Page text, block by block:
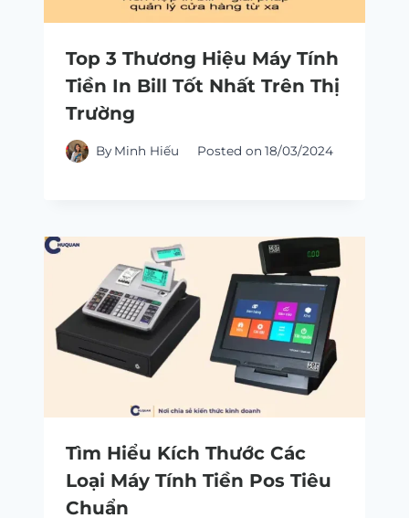
Top 3 Thương Hiệu Máy Tính
Tiền In Bill Tốt Nhất Trên Thị
Trường
By Minh Hiếu Posted on 18/03/2024
Tìm Hiểu Kích Thước Các
Loại Máy Tính Tiền Pos Tiêu
Chuẩn